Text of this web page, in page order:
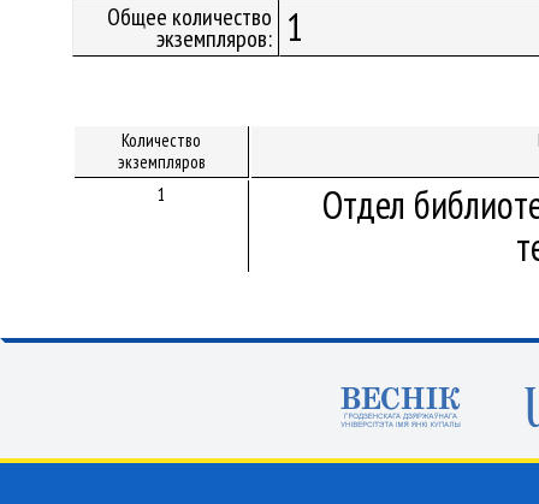
Общее количество
экземпляров: 1
Количество
экземпляров
1
Отдел